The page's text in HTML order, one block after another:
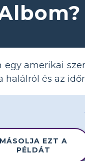
egy amerikai
halálról és az
MÁSOLJA EZT A
PÉLDÁT